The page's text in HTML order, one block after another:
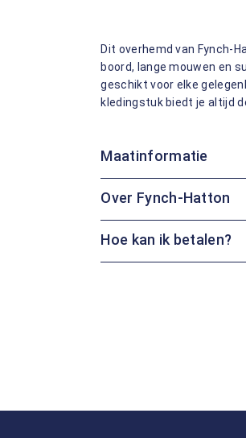
Dit overhemd van Fynch-
boord, lange mouwen en
geschikt voor elke
kledingstuk biedt je altijd
Maatinformatie
Over Fynch-Hatton
Hoe kan ik betalen?